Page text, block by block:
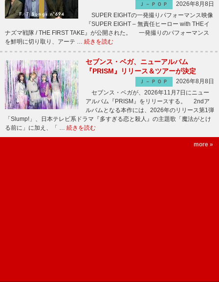
Ｊ－ＰＯＰ
2026年8月8日
SUPER EIGHTの一発撮りパフォーマンス映像
『SUPER EIGHT – 無責任ヒーロー with THEイ
ナズマ戦隊 / THE FIRST TAKE』が公開された。 一発撮りのパフォーマンス
を鮮明に切り取り、アーテ … 続きを読む
セブンス・ベガ、ニューアルバム
『PRISM』リリース＆ツアーが決定
Ｊ－ＰＯＰ
2026年8月8日
セブンス・ベガが、2026年11月7日にニュー
アルバム『PRISM』をリリースする。 2ndア
ルバムとなる本作には、2026年のリリース第1弾
「Slump!」、日本テレビ系ドラマ『多すぎる恋と殺人』の主題歌「魔法がとけ
る前に」に加え、「 … 続きを読む
more »